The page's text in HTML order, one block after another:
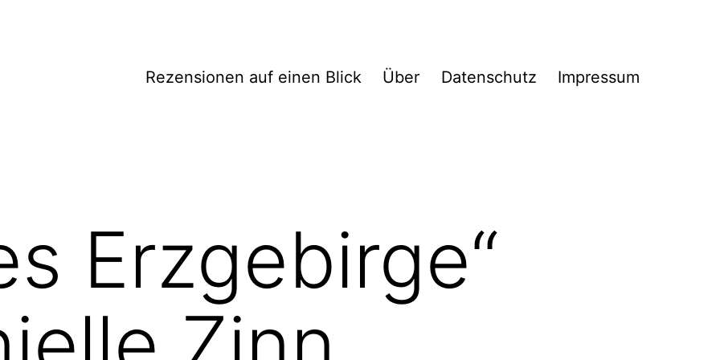
Rezensionen auf einen Blick Über Datenschutz Impressum
Erzgebirge“